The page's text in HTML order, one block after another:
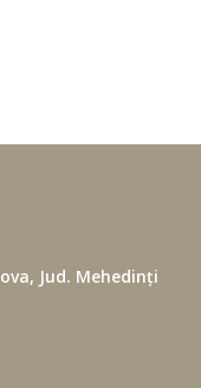
Jud. Mehedinți